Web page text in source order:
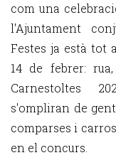
com una
l'Ajuntament
Festes ja està tot
14 de febrer:
Carnestoltes
s'ompliran de
comparses i
en el concurs.